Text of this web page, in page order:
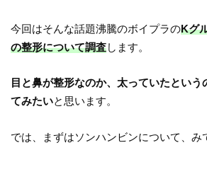
今回はそんな話題沸騰のボイプラのKグ
の整形について調査します。
目と鼻が整形なのか、太っていたという
てみたいと思います。
では、まずはソンハンビンについて、み